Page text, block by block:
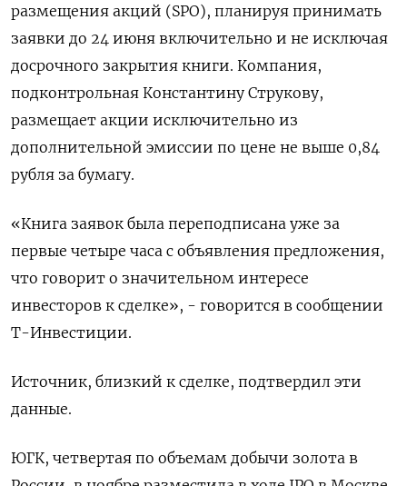
размещения акций (SPO), планируя принимать
заявки до 24 июня включительно и не исключая
досрочного закрытия книги. Компания,
подконтрольная Константину Струкову,
размещает акции исключительно из
дополнительной эмиссии по цене не выше 0,84
рубля за бумагу.
«Книга заявок была переподписана уже за
первые четыре часа с объявления предложения,
что говорит о значительном интересе
инвесторов к сделке», - говорится в сообщении
Т-Инвестиции.
Источник, близкий к сделке, подтвердил эти
данные.
ЮГК, четвертая по объемам добычи золота в